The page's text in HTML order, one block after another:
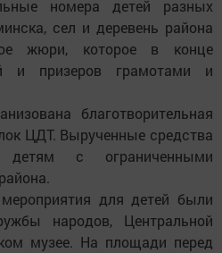
номера детей разных
сел и деревень района
жюри, которое в конце
и призеров грамотами и
благотворительная
ЦДТ. Вырученные средства
с ограниченными
для детей были
народов, Центральной
музее. На площади перед